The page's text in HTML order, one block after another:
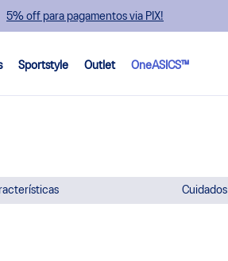
5% off para pagamentos via PIX!
Sportstyle Outlet OneASICS™
Cuidados